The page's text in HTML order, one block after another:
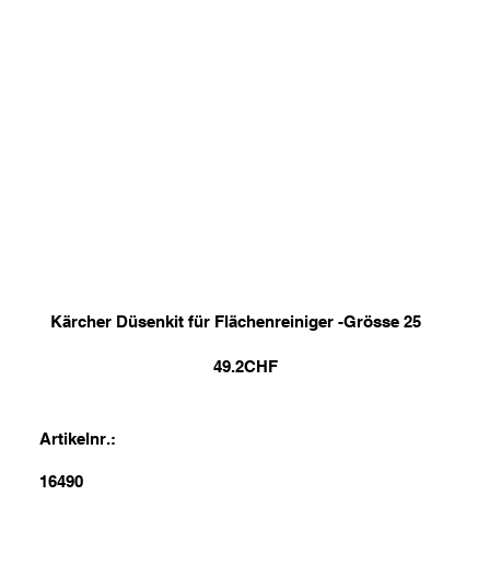
Kärcher Düsenkit für Flächenreiniger -Grösse 25
49.2CHF
Artikelnr.:
16490